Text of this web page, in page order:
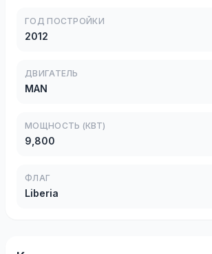
ГОД ПОСТРОЙКИ
2012
ДВИГАТЕЛЬ
MAN
МОЩНОСТЬ (КВТ)
9,800
ФЛАГ
Liberia